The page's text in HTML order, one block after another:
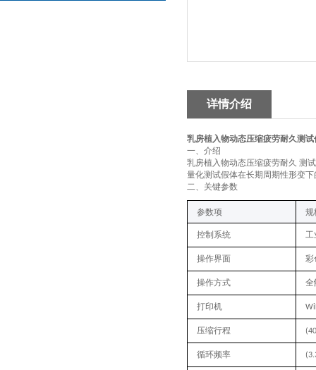
详情介绍
乳房植入物动态压缩疲劳耐久测试
‌一、 介绍
乳房植入物动态压缩疲劳耐久 测
量化测试假体在长期周期性形变
‌二、关键参数
‌参数项‌ 规
控制系统 工
操作界面 彩
操作方式 全
打印机
压缩行程
循环频率